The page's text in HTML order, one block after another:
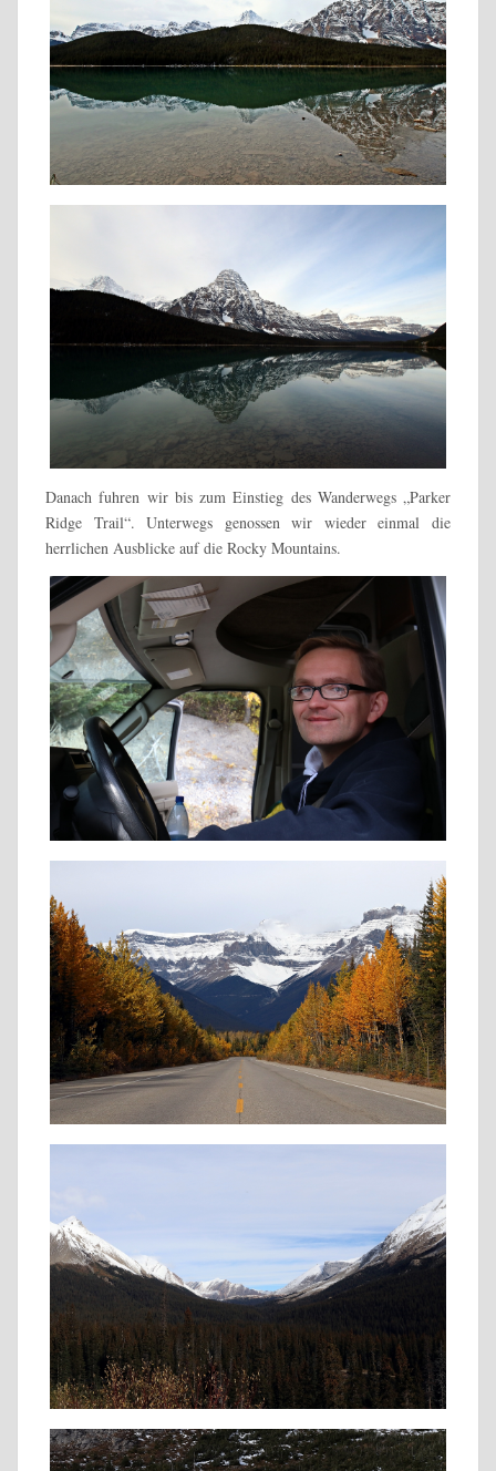
Danach fuhren wir bis zum Einstieg des Wanderwegs „Parker
Ridge Trail“. Unterwegs genossen wir wieder einmal die
herrlichen Ausblicke auf die Rocky Mountains.